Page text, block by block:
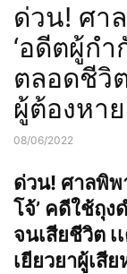
ด่วน! ศา
‘อดีตผู้กำ
ตลอดชีวิ
ผู้ต้องหา
08/06/2022
ด่วน! ศาลพิพ
โจ้’ คดีใช้ถุ
จนเสียชีวิต เ
เยียวยาผู้เสี